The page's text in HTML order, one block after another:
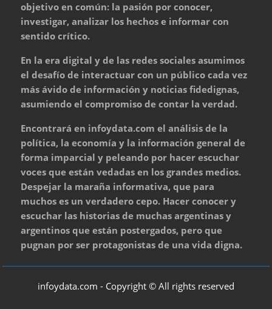
objetivo en común: la pasión por conocer,
investigar, analizar los hechos e informar con
sentido crítico.
En la era digital y de las redes sociales asumimos
el desafío de interactuar con un público cada vez
más ávido de información y noticias fidedignas,
asumiendo el compromiso de contar la verdad.
Encontrará en infoydata.com el análisis de la
política, la economía y la información general de
forma imparcial y peleando por hacer escuchar
voces que están vedadas en los grandes medios.
Despejar la maraña informativa, que para
muchos es un verdadero cepo. Hacer conocer y
escuchar las historias de muchas argentinas y
argentinos que están postergados, pero que
pugnan por ser protagonistas de una vida digna.
infoydata.com - Copyright © All rights reserved